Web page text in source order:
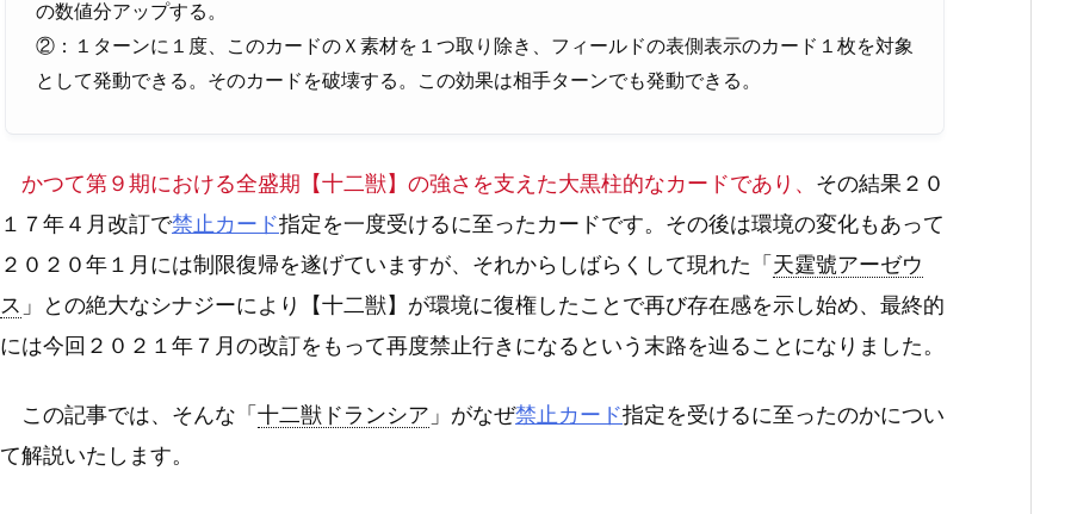
の数値分アップする。
②：１ターンに１度、このカードのＸ素材を１つ取り除き、フィールドの表側表示のカード１枚を対象
として発動できる。そのカードを破壊する。この効果は相手ターンでも発動できる。
かつて第９期における全盛期【十二獣】の強さを支えた大黒柱的なカードであり、 その結果２０
１７年４月改訂で禁止カード指定を一度受けるに至ったカードです。その後は環境の変化もあって
２０２０年１月には制限復帰を遂げていますが、それからしばらくして現れた「 天霆號アーゼウ
ス 」との絶大なシナジーにより【十二獣】が環境に復権したことで再び存在感を示し始め、最終的
には今回２０２１年７月の改訂をもって再度禁止行きになるという末路を辿ることになりました。
この記事では、そんな「 十二獣ドランシア 」がなぜ禁止カード指定を受けるに至ったのかについ
て解説いたします。